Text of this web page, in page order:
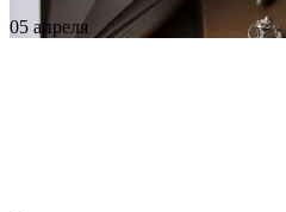
05 апреля